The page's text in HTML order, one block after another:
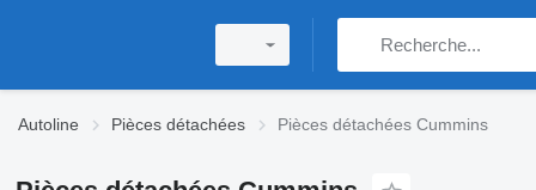
Autoline Pièces détachées Pièces détachées Cummins